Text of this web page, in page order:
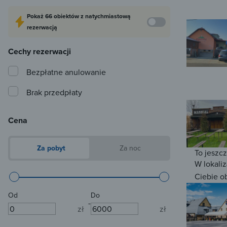
To
W
Ciebie
Pokaż66 obiektówz natychmiastową
rezerwacją
Cechy rezerwacji
Bezpłatne anulowanie
Brak przedpłaty
Cena
Za pobyt Za noc
Od
zł
-
Do
zł